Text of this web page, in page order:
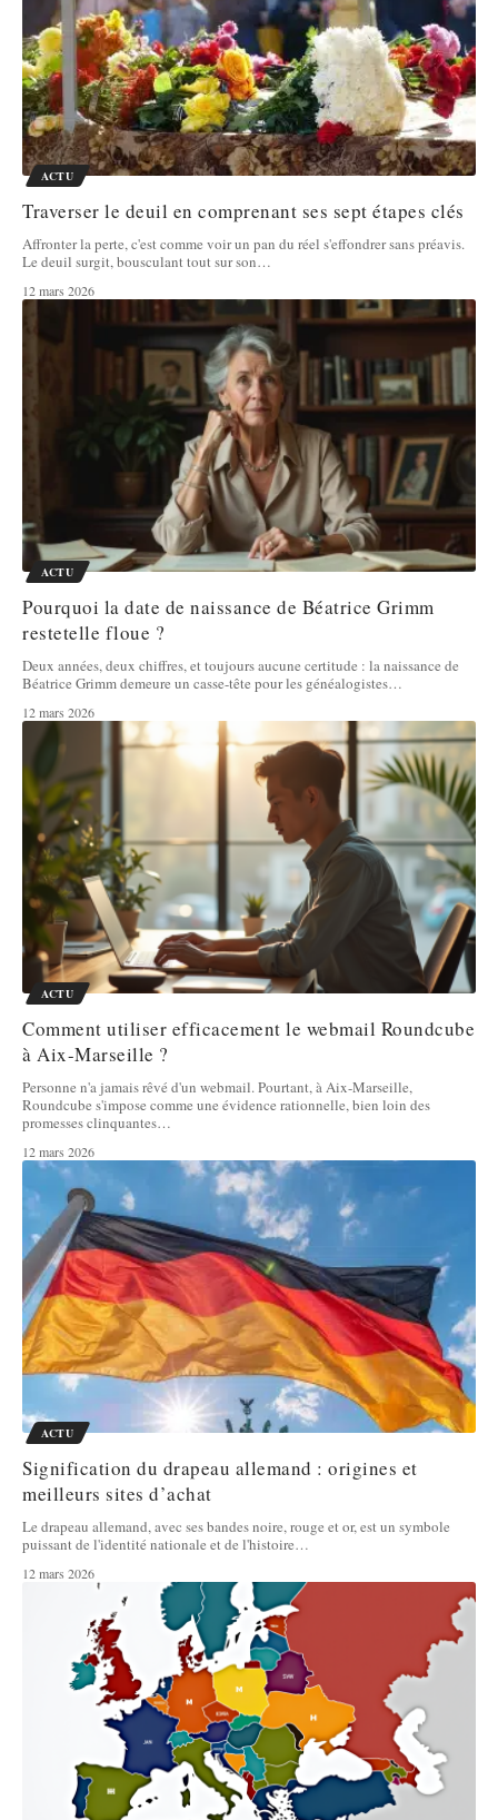
ACTU
Traverser le deuil en comprenant ses sept étapes clés
Affronter la perte, c'est comme voir un pan du réel s'effondrer sans préavis.
Le deuil surgit, bousculant tout sur son…
12 mars 2026
ACTU
Pourquoi la date de naissance de Béatrice Grimm
restetelle floue ?
Deux années, deux chiffres, et toujours aucune certitude : la naissance de
Béatrice Grimm demeure un casse-tête pour les généalogistes…
12 mars 2026
ACTU
Comment utiliser efficacement le webmail Roundcube
à Aix-Marseille ?
Personne n'a jamais rêvé d'un webmail. Pourtant, à Aix-Marseille,
Roundcube s'impose comme une évidence rationnelle, bien loin des
promesses clinquantes…
12 mars 2026
ACTU
Signification du drapeau allemand : origines et
meilleurs sites d’achat
Le drapeau allemand, avec ses bandes noire, rouge et or, est un symbole
puissant de l'identité nationale et de l'histoire…
12 mars 2026